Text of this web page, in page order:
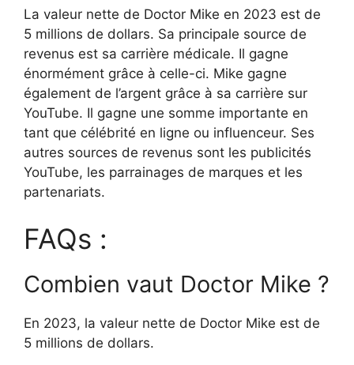
La valeur nette de Doctor Mike en 2023 est de
5 millions de dollars. Sa principale source de
revenus est sa carrière médicale. Il gagne
énormément grâce à celle-ci. Mike gagne
également de l’argent grâce à sa carrière sur
YouTube. Il gagne une somme importante en
tant que célébrité en ligne ou influenceur. Ses
autres sources de revenus sont les publicités
YouTube, les parrainages de marques et les
partenariats.
FAQs :
Combien vaut Doctor Mike ?
En 2023, la valeur nette de Doctor Mike est de
5 millions de dollars.